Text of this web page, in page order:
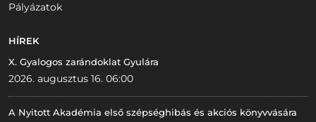
Pályázatok
HÍREK
X. Gyalogos zarándoklat Gyulára
2026. augusztus 16. 06:00
A Nyitott Akadémia első szépséghibás és akciós könyvvására